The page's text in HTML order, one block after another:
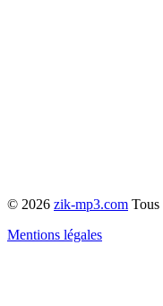
© 2026 zik-mp3.com Tous
Mentions légales